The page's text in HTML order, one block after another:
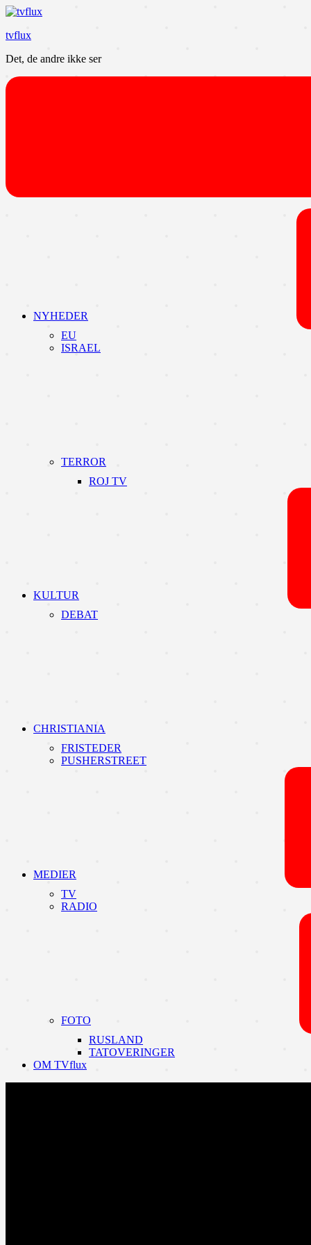
Videre
indhold
tvflux
Det, de andre ikke ser
NYHEDER
EU
ISRAEL
TERROR
ROJ TV
KULTUR
DEBAT
CHRISTIANIA
FRISTEDER
PUSHERSTREET
MEDIER
TV
RADIO
FOTO
RUSLAND
TATOVERINGER
OM TVflux